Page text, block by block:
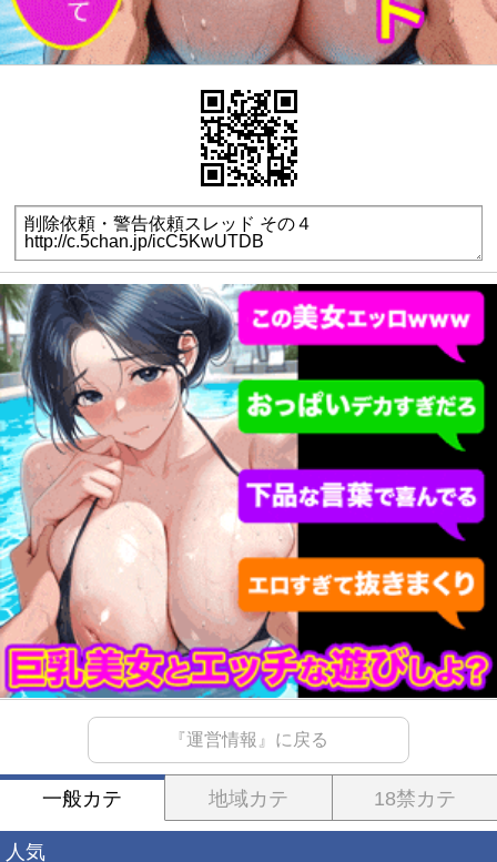
『運営情報』に戻る
一般カテ 地域カテ 18禁カテ
人気